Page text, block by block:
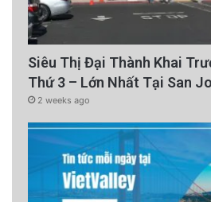
Siêu Thị Đại Thành Khai
Thứ 3 – Lớn Nhất Tại San
2 weeks ago